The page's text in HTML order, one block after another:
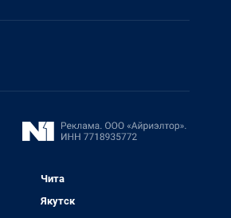
Чита
Якутск